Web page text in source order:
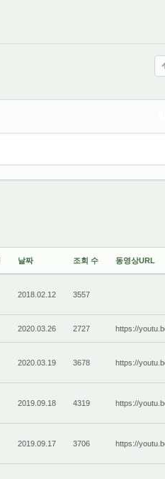
날짜 조회 수 동영상URL
2018.02.12 3557
2020.03.26 2727 https://
2020.03.19 3678 https://
2019.09.18 4319 https://
2019.09.17 3706 https://